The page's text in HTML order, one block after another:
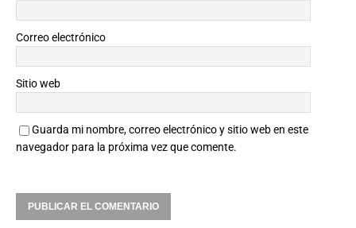
Correo electrónico
Sitio web
Guarda mi nombre, correo electrónico y sitio web en este
navegador para la próxima vez que comente.